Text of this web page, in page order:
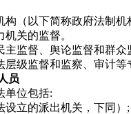
（以下简称政府法制机
关的监督。
监督、舆论监督和群众
级监督和监察、审计等
员
位包括:
立的派出机关，下同） ;